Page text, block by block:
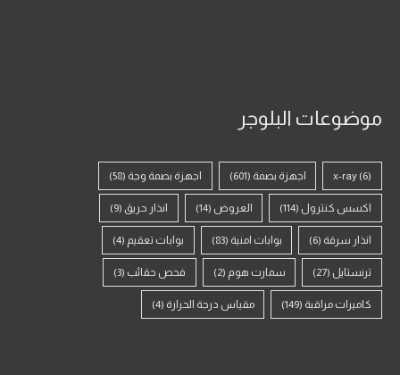
موضوعات البلوجر
x-ray (6) اجهزة بصمة (601) اجهزة بصمة وجة (58)
اكسس كنترول (114) العروض (14) انذار حريق (9)
انذار سرقة (6) بوابات امنية (83) بوابات تعقيم (4)
ترنستايل (27) سمارت هوم (2) فحص حقائب (3)
كاميرات مراقبة (149) مقياس درجة الحرارة (4)